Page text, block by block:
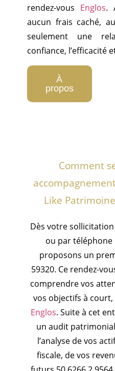
rendez-vous Englos.
aucun frais caché,
seulement une
confiance, l’efficacité
À
propos
Comment
Like
Dès votre
ou par téléphone
proposons un
59320. Ce rendez-
comprendre vos
vos objectifs à
Englos. Suite à cet
un audit
l’analyse de vos
fiscale, de vos